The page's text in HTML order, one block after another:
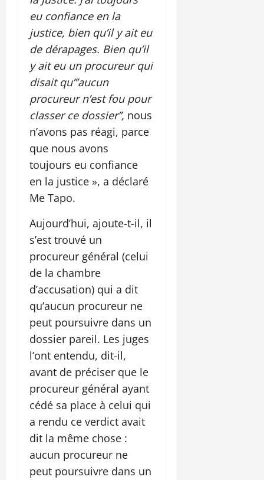
eu confiance en la
justice, bien qu’il y ait eu
de dérapages. Bien qu’il
y ait eu un procureur qui
disait qu’’’aucun
procureur n’est fou pour
classer ce dossier’’, nous
n’avons pas réagi, parce
que nous avons
toujours eu confiance
en la justice », a déclaré
Me Tapo.
Aujourd’hui, ajoute-t-il, il
s’est trouvé un
procureur général (celui
de la chambre
d’accusation) qui a dit
qu’aucun procureur ne
peut poursuivre dans un
dossier pareil. Les juges
l’ont entendu, dit-il,
avant de préciser que le
procureur général ayant
cédé sa place à celui qui
a rendu ce verdict avait
dit la même chose :
aucun procureur ne
peut poursuivre dans un